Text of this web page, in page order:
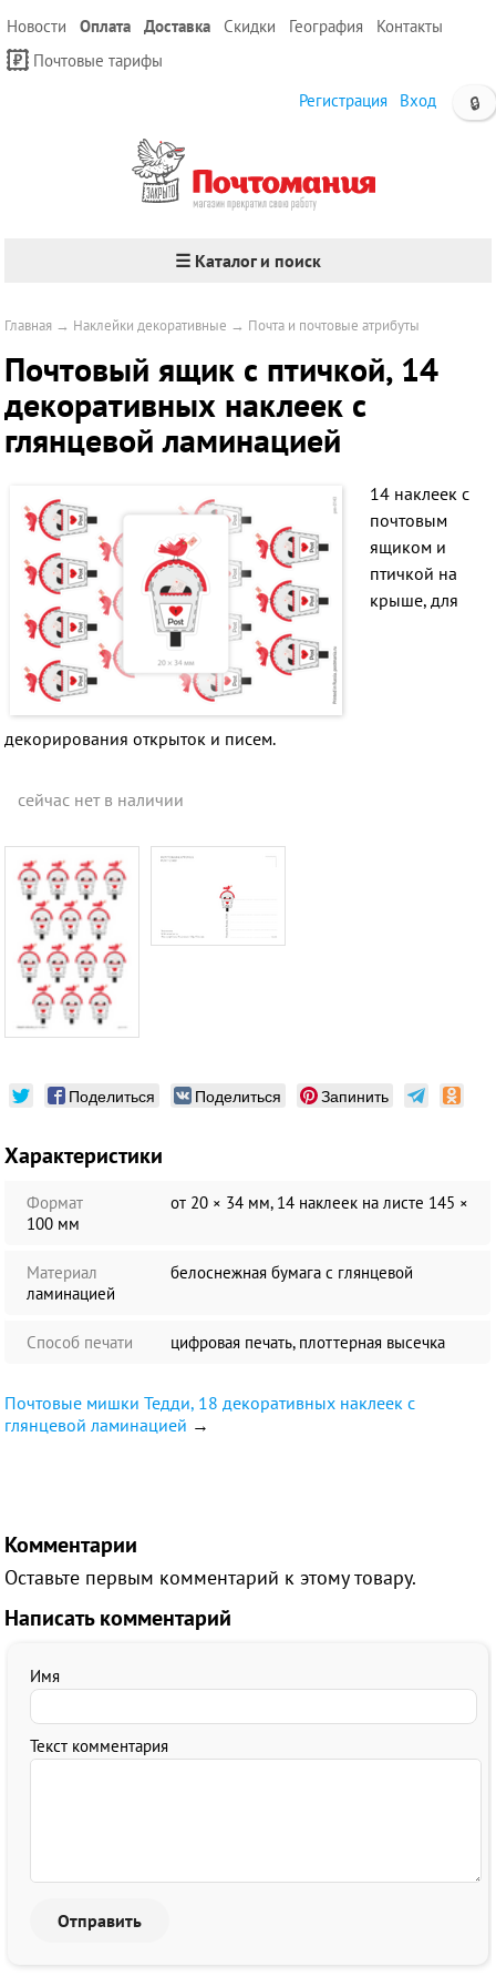
Новости Оплата Доставка Скидки География
Контакты
Почтовые тарифы
🔒
Регистрация Вход
☰ Каталог и поиск
Главная → Наклейки декоративные → Почта и почтовые атрибуты
Почтовый ящик с птичкой, 14
декоративных наклеек с
глянцевой ламинацией
14 наклеек с
почтовым
ящиком и
птичкой на
крыше, для
декорирования открыток и писем.
сейчас нет в наличии
Поделиться Поделиться Запинить
Характеристики
Формат
от 20 × 34 мм, 14 наклеек на листе 145 ×
100 мм
Материал
белоснежная бумага c глянцевой
ламинацией
Способ печати цифровая печать, плоттерная высечка
Почтовые мишки Тедди, 18 декоративных наклеек с
глянцевой ламинацией →
Комментарии
Оставьте первым комментарий к этому товару.
Написать комментарий
Имя
Текст комментария